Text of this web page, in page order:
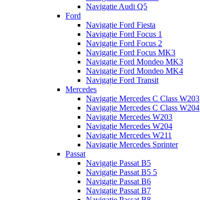
Navigatie Audi Q5
Ford
Navigație Ford Fiesta
Navigație Ford Focus 1
Navigație Ford Focus 2
Navigație Ford Focus MK3
Navigație Ford Mondeo MK3
Navigație Ford Mondeo MK4
Navigație Ford Transit
Mercedes
Navigație Mercedes C Class W203
Navigație Mercedes C Class W204
Navigație Mercedes W203
Navigație Mercedes W204
Navigație Mercedes W211
Navigație Mercedes Sprinter
Passat
Navigație Passat B5
Navigație Passat B5 5
Navigație Passat B6
Navigație Passat B7